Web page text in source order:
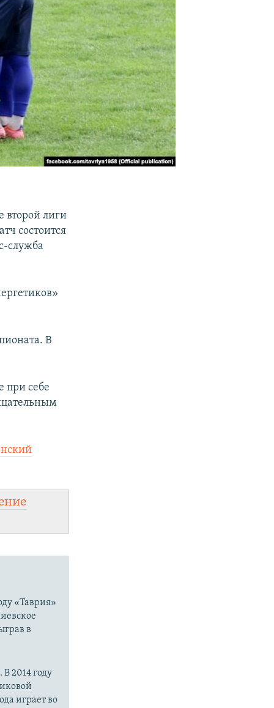
второй лиги
состоится
служба
В
при себе
«Таврия»
в
2014 году
играет во